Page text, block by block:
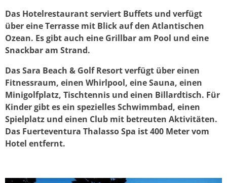
Das Hotelrestaurant serviert Buffets und verfügt
über eine Terrasse mit Blick auf den Atlantischen
Ozean. Es gibt auch eine Grillbar am Pool und eine
Snackbar am Strand.
Das Sara Beach & Golf Resort verfügt über einen
Fitnessraum, einen Whirlpool, eine Sauna, einen
Minigolfplatz, Tischtennis und einen Billardtisch. Für
Kinder gibt es ein spezielles Schwimmbad, einen
Spielplatz und einen Club mit betreuten Aktivitäten.
Das Fuerteventura Thalasso Spa ist 400 Meter vom
Hotel entfernt.